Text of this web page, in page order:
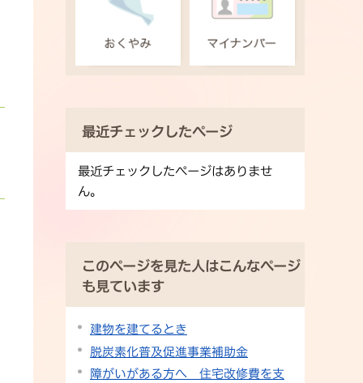
最近チェックしたページ
最近チェックしたページはありませ
ん。
このページを見た人はこんなページ
も見ています
建物を建てるとき
脱炭素化普及促進事業補助金
障がいがある方へ 住宅改修費を支